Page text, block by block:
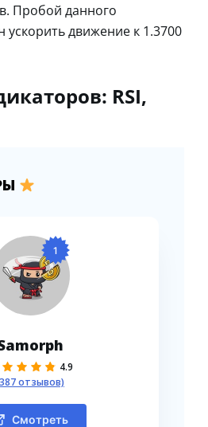
Пробой данного
ускорить движение к 1.3700
RSI,
1
4.9
отзывов)
Смотреть